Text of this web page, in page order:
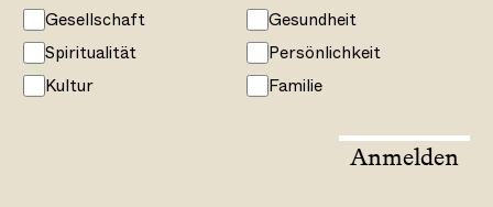
Gesellschaft
Gesundheit
Spiritualität
Persönlichkeit
Kultur
Familie
Anmelden